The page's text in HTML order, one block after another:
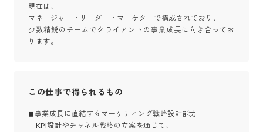
現在は、
マネージャー・リーダー・マーケターで構成されており、
少数精鋭のチームでクライアントの事業成長に向き合ってお
ります。
この仕事で得られるもの
◼︎事業成長に直結するマーケティング戦略設計能力
KPI設計やチャネル戦略の立案を通じて、